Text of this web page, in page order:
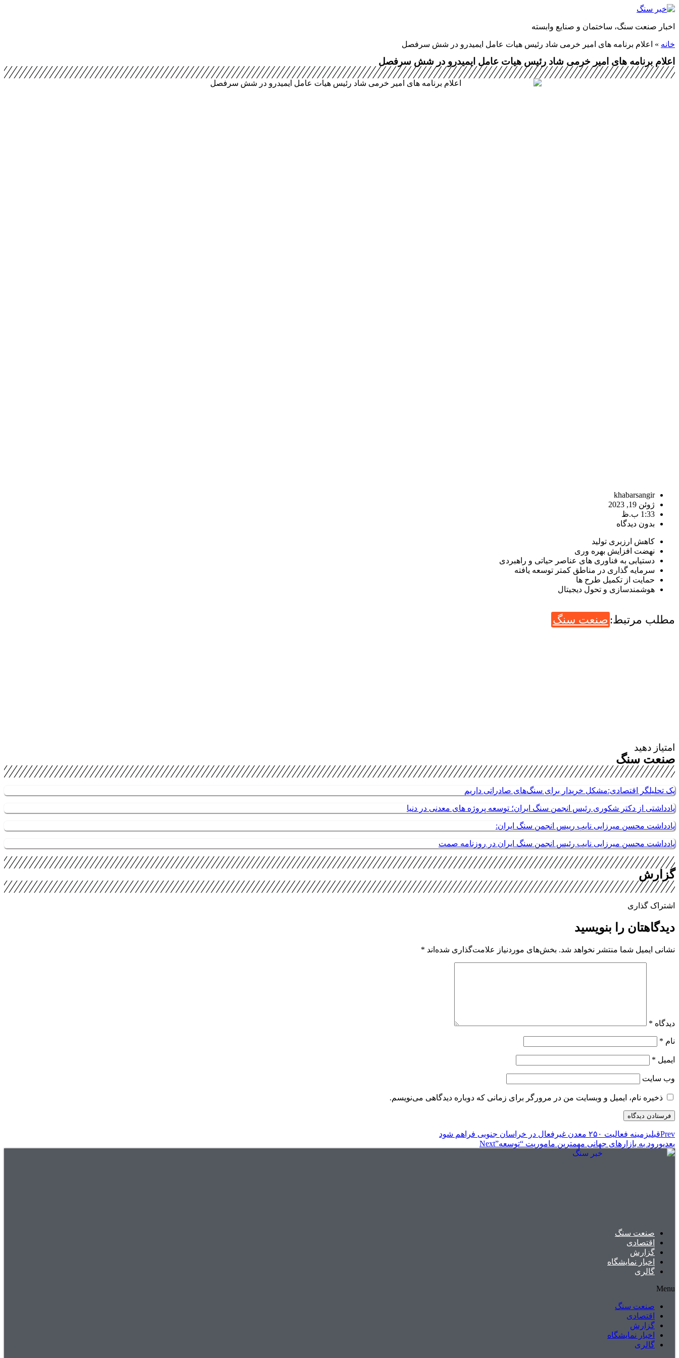
پرش
محتوا
اخبار صنعت سنگ، ساختمان و صنایع وابسته
خانه » اعلام برنامه های امیر خرمی شاد رئیس هیات عامل ایمیدرو در شش سرفصل
اعلام برنامه های امیر خرمی شاد رئیس هیات عامل ایمیدرو در شش سرفصل
khabarsangir
ژوئن 19, 2023
1:33 ب.ظ
بدون دیدگاه
کاهش ارزبری تولید
نهضت افزایش بهره وری
دستیابی به فناوری های عناصر حیاتی و راهبردی
سرمایه گذاری در مناطق کمتر توسعه یافته
حمایت از تکمیل طرح ها
هوشمندسازی و تحول دیجیتال
مطلب مرتبط: صنعت سنگ
امتیاز دهید
صنعت سنگ
یک تحلیلگر اقتصادی:مشکل خریدار برای سنگ‌های صادراتی داریم
یادداشتی از دکتر شکوری رئیس انجمن سنگ ایران؛ توسعه پروژه های معدنی در دنیا
یادداشت محسن میرزایی نایب رییس انجمن سنگ ایران:
یادداشت محسن میرزایی نایب رئیس انجمن سنگ ایران در روزنامه صمت
گزارش
اشتراک گذاری
دیدگاهتان را بنویسید
نشانی ایمیل شما منتشر نخواهد شد. بخش‌های موردنیاز علامت‌گذاری شده‌اند *
دیدگاه *
نام *
ایمیل *
وب‌ سایت
ذخیره نام، ایمیل و وبسایت من در مرورگر برای زمانی که دوباره دیدگاهی می‌نویسم.
Prevقبلیزمینه فعالیت ۲۵۰ معدن غیرفعال در خراسان جنوبی فراهم شود
بعدیورود به بازار‌های جهانی مهمترین ماموریت “توسعه”Next
صنعت سنگ
اقتصادی
گزارش
اخبار نمایشگاه
گالری
Menu
صنعت سنگ
اقتصادی
گزارش
اخبار نمایشگاه
گالری